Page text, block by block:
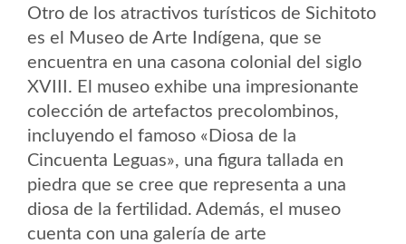
Otro de los atractivos turísticos de Sichitoto
es el Museo de Arte Indígena, que se
encuentra en una casona colonial del siglo
XVIII. El museo exhibe una impresionante
colección de artefactos precolombinos,
incluyendo el famoso «Diosa de la
Cincuenta Leguas», una figura tallada en
piedra que se cree que representa a una
diosa de la fertilidad. Además, el museo
cuenta con una galería de arte